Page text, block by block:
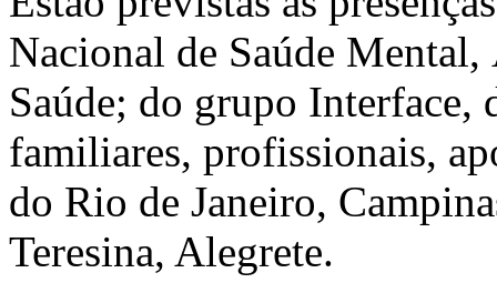
Nacional de Saúde
Saúde; do grupo Interface,
familiares, profissionais,
do Rio de Janeiro,
Teresina, Alegrete.